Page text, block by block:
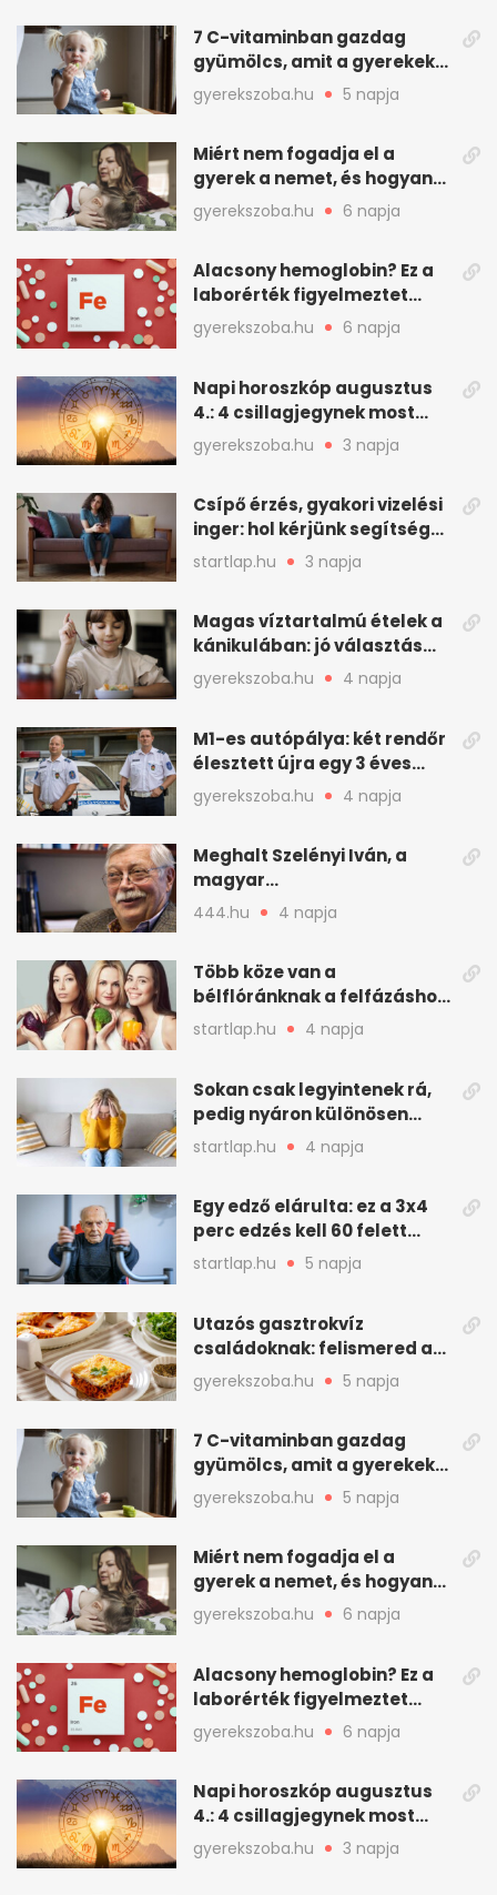
7 C-vitaminban gazdag
gyümölcs, amit a gyerekek
is szívesen megesznek
gyerekszoba.hu 5 napja
Miért nem fogadja el a
gyerek a nemet, és hogyan
mondd ki jól?
gyerekszoba.hu 6 napja
Alacsony hemoglobin? Ez a
laborérték figyelmeztet
vashiányra
gyerekszoba.hu 6 napja
Napi horoszkóp augusztus
4.: 4 csillagjegynek most
minden összejön
gyerekszoba.hu 3 napja
Csípő érzés, gyakori vizelési
inger: hol kérjünk segítséget
felfázás esetén?
startlap.hu 3 napja
Magas víztartalmú ételek a
kánikulában: jó választás
gyerekeknek
gyerekszoba.hu 4 napja
M1-es autópálya: két rendőr
élesztett újra egy 3 éves
kisfiút
gyerekszoba.hu 4 napja
Meghalt Szelényi Iván, a
magyar
társadalomtudomány
meghatározó alakja
444.hu 4 napja
Több köze van a
bélflóránknak a felfázáshoz,
mint hinnénk – Így védhetjük
nyáron a húgyutakat (x)
startlap.hu 4 napja
Sokan csak legyintenek rá,
pedig nyáron különösen
gyakran jelentkezik ez a
kellemetlen betegség
startlap.hu 4 napja
Egy edző elárulta: ez a 3x4
perc edzés kell 60 felett
mindenkinek
startlap.hu 5 napja
Utazós gasztrokvíz
családoknak: felismered az
asadót és társait?
gyerekszoba.hu 5 napja
7 C-vitaminban gazdag
gyümölcs, amit a gyerekek
is szívesen megesznek
gyerekszoba.hu 5 napja
Miért nem fogadja el a
gyerek a nemet, és hogyan
mondd ki jól?
gyerekszoba.hu 6 napja
Alacsony hemoglobin? Ez a
laborérték figyelmeztet
vashiányra
gyerekszoba.hu 6 napja
Napi horoszkóp augusztus
4.: 4 csillagjegynek most
minden összejön
gyerekszoba.hu 3 napja